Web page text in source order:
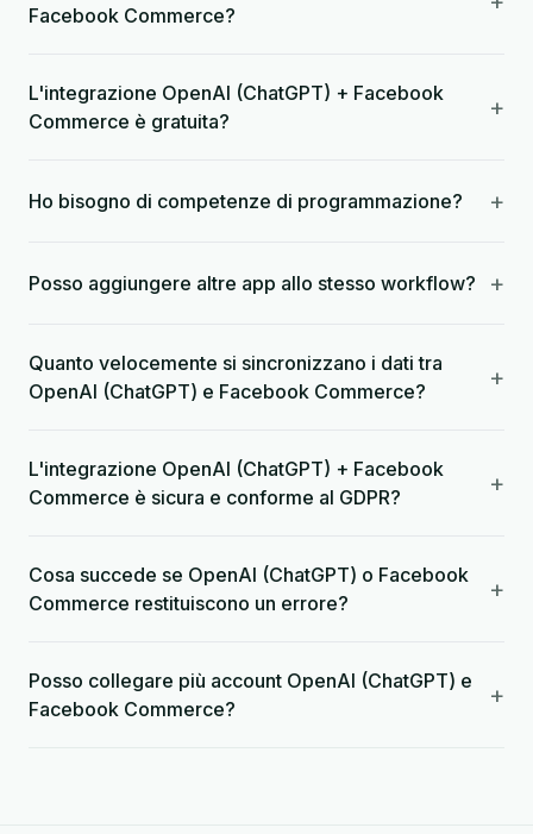
Facebook Commerce?
L'integrazione OpenAI (ChatGPT) + Facebook
Commerce è gratuita?
+
Ho bisogno di competenze di programmazione? +
Posso aggiungere altre app allo stesso workflow? +
Quanto velocemente si sincronizzano i dati tra
OpenAI (ChatGPT) e Facebook Commerce?
+
L'integrazione OpenAI (ChatGPT) + Facebook
Commerce è sicura e conforme al GDPR?
+
Cosa succede se OpenAI (ChatGPT) o Facebook
Commerce restituiscono un errore?
+
Posso collegare più account OpenAI (ChatGPT) e
Facebook Commerce?
+